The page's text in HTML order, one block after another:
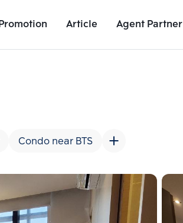
Article Agent Partner
Unit Details
Condo near BTS
Add comparative units
Number 2